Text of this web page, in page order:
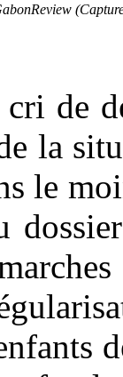
de
la
le